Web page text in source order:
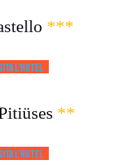
***
l’HOTEL
**
l’HOTEL